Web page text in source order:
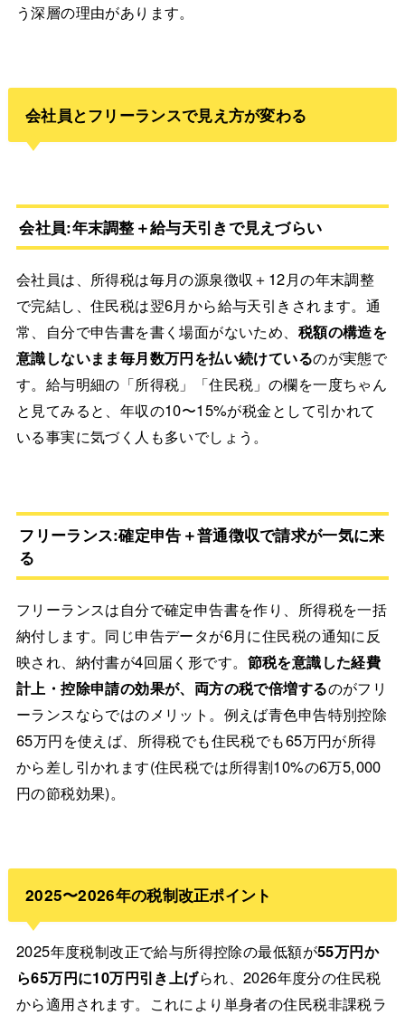
う深層の理由があります。
会社員とフリーランスで見え方が変わる
会社員:年末調整＋給与天引きで見えづらい
会社員は、所得税は毎月の源泉徴収＋12月の年末調整
で完結し、住民税は翌6月から給与天引きされます。通
常、自分で申告書を書く場面がないため、 税額の構造を
意識しないまま毎月数万円を払い続けているのが実態で
す。給与明細の「所得税」「住民税」の欄を一度ちゃん
と見てみると、年収の10〜15%が税金として引かれて
いる事実に気づく人も多いでしょう。
フリーランス:確定申告＋普通徴収で請求が一気に来
る
フリーランスは自分で確定申告書を作り、所得税を一括
納付します。同じ申告データが6月に住民税の通知に反
映され、納付書が4回届く形です。 節税を意識した経費
計上・控除申請の効果が、両方の税で倍増するのがフリ
ーランスならではのメリット。例えば青色申告特別控除
65万円を使えば、所得税でも住民税でも65万円が所得
から差し引かれます(住民税では所得割10%の6万5,000
円の節税効果)。
2025〜2026年の税制改正ポイント
2025年度税制改正で給与所得控除の最低額が55万円か
ら65万円に10万円引き上げられ、2026年度分の住民税
から適用されます。これにより単身者の住民税非課税ラ